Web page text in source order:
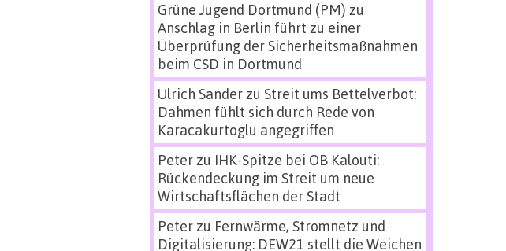
Grüne Jugend Dortmund (PM) zu
Anschlag in Berlin führt zu einer
Überprüfung der Sicherheitsmaßnahmen
beim CSD in Dortmund
Ulrich Sanderzu Streit ums Bettelverbot:
Dahmen fühlt sich durch Rede von
Karacakurtoglu angegriffen
Peterzu IHK-Spitze bei OB Kalouti:
Rückendeckung im Streit um neue
Wirtschaftsflächen der Stadt
Peterzu Fernwärme, Stromnetz und
Digitalisierung: DEW21 stellt die Weichen